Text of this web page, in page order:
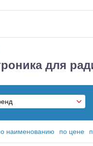
Автомодели для
для
наименованию по цене